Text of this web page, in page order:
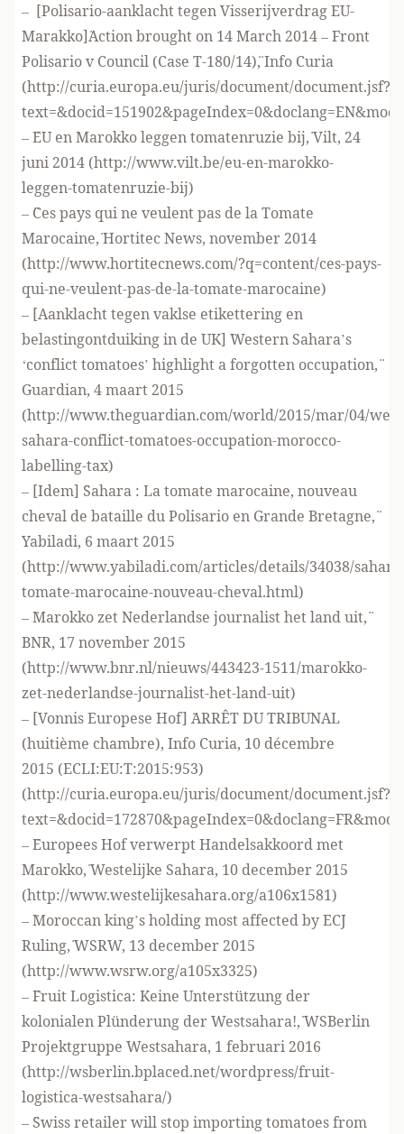
– [Polisario-aanklacht tegen Visserijverdrag EU-
Marakko]¨Action brought on 14 March 2014 – Front
Polisario v Council (Case T-180/14)¨, Info Curia
(http://curia.europa.eu/juris/document/document.jsf?
– ¨EU en Marokko leggen tomatenruzie bij,¨ Vilt, 24
juni 2014 (http://www.vilt.be/eu-en-marokko-
leggen-tomatenruzie-bij)
– ¨Ces pays qui ne veulent pas de la Tomate
Marocaine,¨ Hortitec News, november 2014
(http://www.hortitecnews.com/?q=content/ces-pays-
qui-ne-veulent-pas-de-la-tomate-marocaine)
– [Aanklacht tegen vaklse etikettering en
belastingontduiking in de UK] ¨Western Sahara’s
‘conflict tomatoes’ highlight a forgotten occupation,¨
Guardian, 4 maart 2015
(http://www.theguardian.com/world/2015/mar/04/
sahara-conflict-tomatoes-occupation-morocco-
labelling-tax)
– [Idem] ¨Sahara : La tomate marocaine, nouveau
cheval de bataille du Polisario en Grande Bretagne,¨
Yabiladi, 6 maart 2015
(http://www.yabiladi.com/articles/details/34038/
tomate-marocaine-nouveau-cheval.html)
– ¨Marokko zet Nederlandse journalist het land uit,¨
BNR, 17 november 2015
(http://www.bnr.nl/nieuws/443423-1511/marokko-
zet-nederlandse-journalist-het-land-uit)
– [Vonnis Europese Hof] ¨ARRÊT DU TRIBUNAL
(huitième chambre), Info Curia, 10 décembre
2015 (ECLI:EU:T:2015:953)
(http://curia.europa.eu/juris/document/document.jsf?
– ¨Europees Hof verwerpt Handelsakkoord met
Marokko,¨ Westelijke Sahara, 10 december 2015
(http://www.westelijkesahara.org/a106x1581)
– ¨Moroccan king’s holding most affected by ECJ
Ruling,¨ WSRW, 13 december 2015
(http://www.wsrw.org/a105x3325)
– ¨Fruit Logistica: Keine Unterstützung der
kolonialen Plünderung der Westsahara!,¨ WSBerlin
Projektgruppe Westsahara, 1 februari 2016
(http://wsberlin.bplaced.net/wordpress/fruit-
logistica-westsahara/)
– ¨Swiss retailer will stop importing tomatoes from